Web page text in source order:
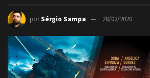
porSérgio Sampa 28/02/2020